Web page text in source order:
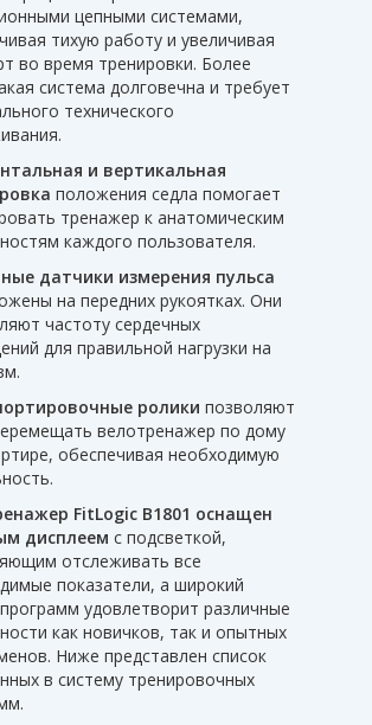
цепными системами,
тихую работу и увеличивая
во время тренировки. Более
система долговечна и требует
технического
и вертикальная
положения седла помогает
тренажер к анатомическим
каждого пользователя.
датчики измерения пульса
на передних рукоятках. Они
частоту сердечных
для правильной нагрузки на
ролики позволяют
велотренажер по дому
обеспечивая необходимую
FitLogic B1801 оснащен
дисплеем с подсветкой,
отслеживать все
показатели, а широкий
удовлетворит различные
как новичков, так и опытных
Ниже представлен список
в систему тренировочных